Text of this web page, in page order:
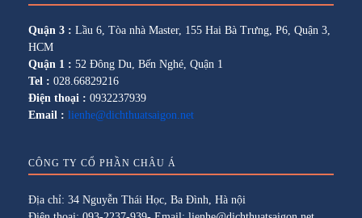
Quận 3 : Lầu 6, Tòa nhà Master, 155 Hai Bà Trưng, P6, Quận 3,
HCM
Quận 1 : 52 Đông Du, Bến Nghé, Quận 1
Tel : 028.66829216
Điện thoại : 0932237939
Email : lienhe@dichthuatsaigon.net
CÔNG TY CỔ PHẦN CHÂU Á
Địa chỉ: 34 Nguyễn Thái Học, Ba Đình, Hà nội